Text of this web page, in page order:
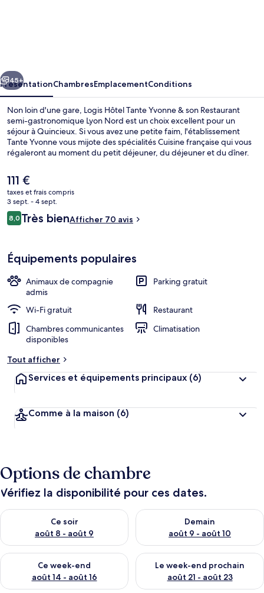
&
son
Restaurant
semi-
gastronomique
Nord
Suivant
45+
PrésentationChambresEmplacementConditions
Non loin d'une gare, Logis Hôtel Tante Yvonne & son Restaurant
semi-gastronomique Lyon Nord est un choix excellent pour un
séjour à Quincieux. Si vous avez une petite faim, l'établissement
Tante Yvonne vous mijote des spécialités Cuisine française qui vous
régaleront au moment du petit déjeuner, du déjeuner et du dîner.
une terrasse.
Le
prix
actuel
est
de
111 €
taxes et frais compris
3 sept. - 4 sept.
Avis
voyageurs
8,08,0 sur 10
Très bienAfficher 70 avis
Équipements populaires
Animaux de compagnie
admis
Parking gratuit
Wi-Fi gratuit
Restaurant
Chambres communicantes
disponibles
Climatisation
Tout afficher
Services et équipements principaux (6)
Comme à la maison (6)
Options de chambre
Vérifiez la disponibilité pour ces dates.
Ce soir
août 8 - août 9
Vérifier la disponibilité pour ce soir août 8 - août 9
Demain
août 9 - août 10
Vérifier la disponibilité pour
Ce week-end
août 14 - août 16
Vérifier la disponibilité pour ce week-end août 14 - août 16
Le week-end prochain
août 21 - août 23
Vérifier la disponibilité pour